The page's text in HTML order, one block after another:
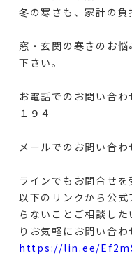
冬の寒さも、家計の負
窓・玄関の寒さのお
下さい。
お電話でのお問い合
１９４
メールでのお問い合わ
ラインでもお問合せを
以下のリンクから公
らないことご相談し
りお気軽にお問い合わ
https://lin.ee/